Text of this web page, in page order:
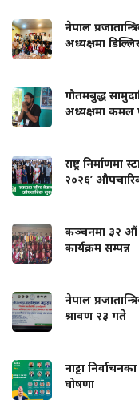
नेपाल
अध्यक्षमा
गौतमबुद्ध
अध्यक्षमा कमल
राष्ट्र
२०२६’
कञ्चनमा ३२ औं
कार्यक्रम सम्पन्न
नेपाल
श्रावण २३ गते
नाट्टा
घोषणा